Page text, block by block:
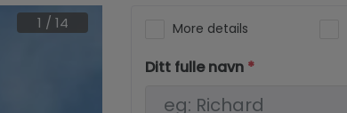
1 / 14 More details
Ditt fulle navn *